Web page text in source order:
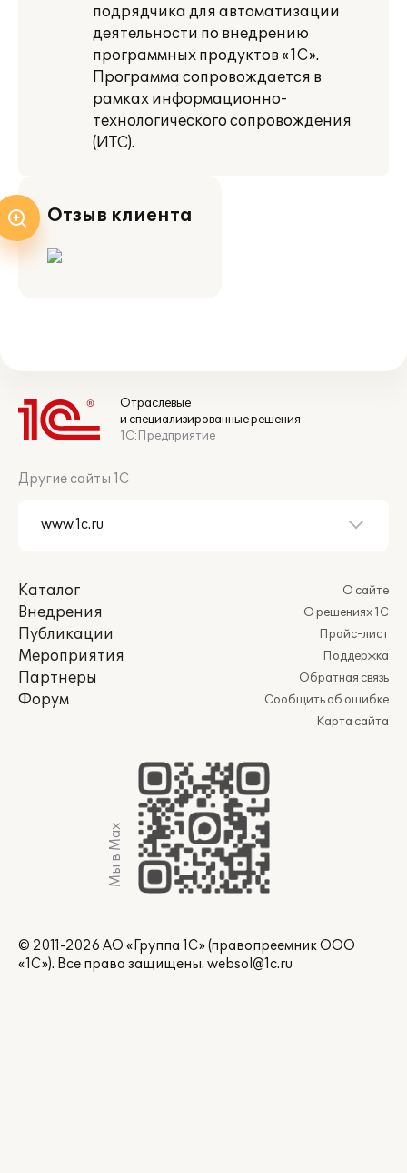
подрядчика для автоматизации
деятельности по внедрению
программных продуктов «1С».
Программа сопровождается в
рамках информационно-
технологического сопровождения
(ИТС).
Отзыв клиента
Отраслевые
и специализированные решения
1С:Предприятие
Другие сайты 1С
Каталог
Внедрения
Публикации
Мероприятия
Партнеры
Форум
О сайте
О решениях 1С
Прайс-лист
Поддержка
Обратная связь
Сообщить об ошибке
Карта сайта
Мы в Max
© 2011-2026 АО «Группа 1С» (правопреемник ООО
«1С»). Все права защищены. websol@1c.ru